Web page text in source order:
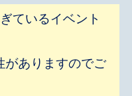
ているイベント
がありますのでご